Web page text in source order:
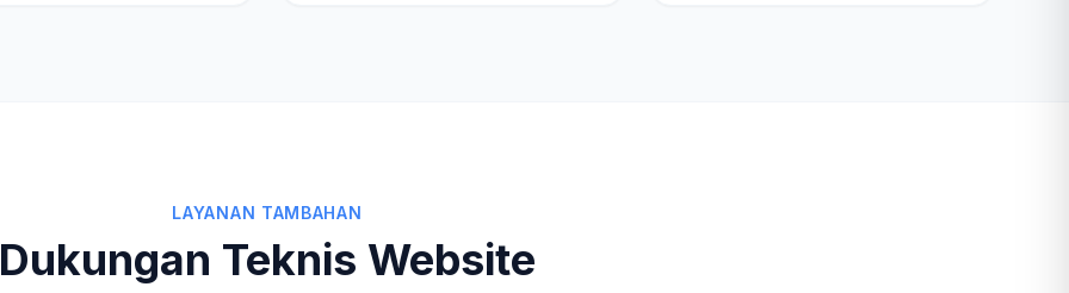
LAYANAN TAMBAHAN
Dukungan Teknis Website